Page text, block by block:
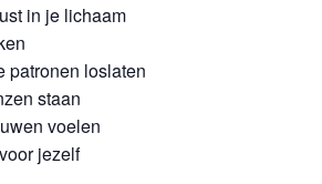
in je lichaam
patronen loslaten
staan
voelen
jezelf